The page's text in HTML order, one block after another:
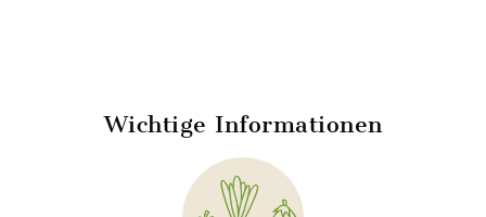
Wichtige Informationen